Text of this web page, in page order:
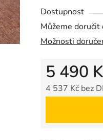
5
hvězdiček.
Dostupnost
Můžeme doručit
Možnosti
5 490
4 537 Kč bez